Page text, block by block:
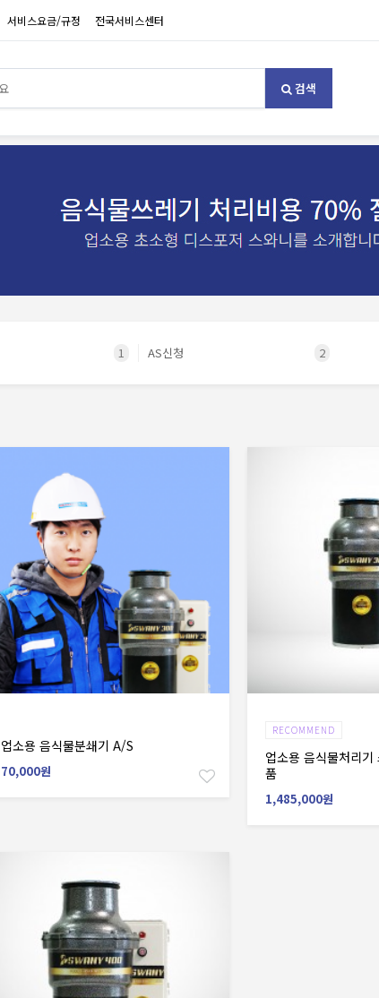
서비스요금/규정 전국서비스센터
검색
1 AS신청 2
업소용 음식물분쇄기 A/S
70,000원
RECOMMEND
업소용 음식물처리
품
1,485,000원